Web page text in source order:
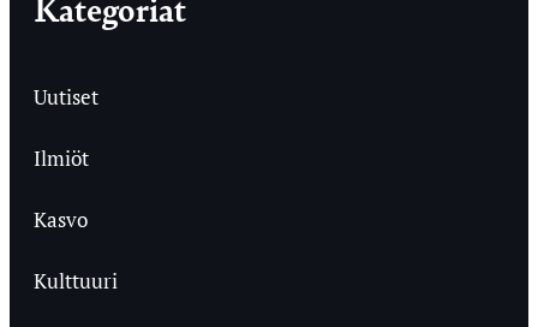
Uutiset
Ilmiöt
Kasvo
Kulttuuri